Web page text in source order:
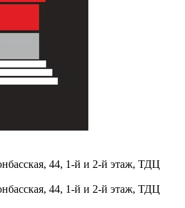
44, 1-й и 2-й этаж, ТДЦ
44, 1-й и 2-й этаж, ТДЦ